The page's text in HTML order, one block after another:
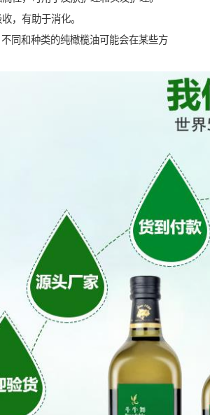
，有助于消化。
同和种类的纯橄榄油可能会在某些方